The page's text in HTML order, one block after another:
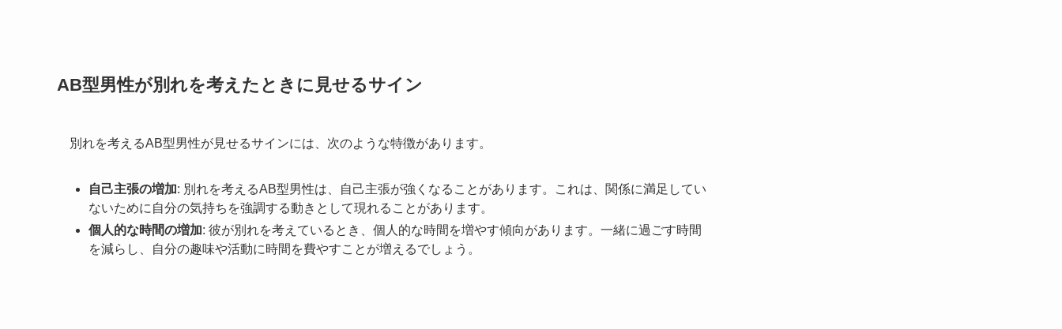
AB型男性が別れを考えたときに見せるサイン
別れを考えるAB型男性が見せるサインには、次のような特徴があります。
自己主張の増加: 別れを考えるAB型男性は、自己主張が強くなることがあります。これは、関係に満足してい
ないために自分の気持ちを強調する動きとして現れることがあります。
個人的な時間の増加: 彼が別れを考えているとき、個人的な時間を増やす傾向があります。一緒に過ごす時間
を減らし、自分の趣味や活動に時間を費やすことが増えるでしょう。